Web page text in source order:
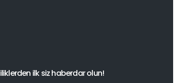
ilk siz haberdar olun!